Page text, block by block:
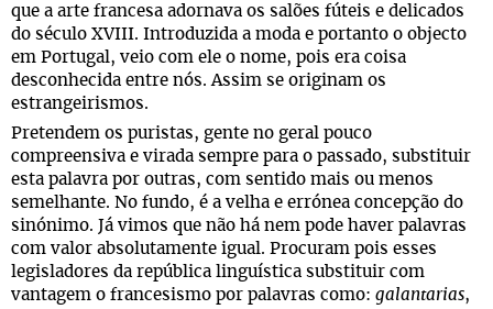
que a arte francesa adornava os salões fúteis e delicados
do século XVIII. Introduzida a moda e portanto o objecto
em Portugal, veio com ele o nome, pois era coisa
desconhecida entre nós. Assim se originam os
estrangeirismos.
Pretendem os puristas, gente no geral pouco
compreensiva e virada sempre para o passado, substituir
esta palavra por outras, com sentido mais ou menos
semelhante. No fundo, é a velha e errónea concepção do
sinónimo. Já vimos que não há nem pode haver palavras
com valor absolutamente igual. Procuram pois esses
legisladores da república linguística substituir com
vantagem o francesismo por palavras como: galantarias,